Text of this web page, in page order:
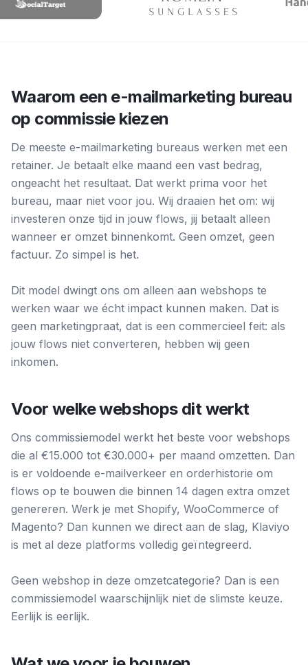
Waarom een e-mailmarketing bureau
op commissie kiezen
De meeste e-mailmarketing bureaus werken met een
retainer. Je betaalt elke maand een vast bedrag,
ongeacht het resultaat. Dat werkt prima voor het
bureau, maar niet voor jou. Wij draaien het om: wij
investeren onze tijd in jouw flows, jij betaalt alleen
wanneer er omzet binnenkomt. Geen omzet, geen
factuur. Zo simpel is het.
Dit model dwingt ons om alleen aan webshops te
werken waar we écht impact kunnen maken. Dat is
geen marketingpraat, dat is een commercieel feit: als
jouw flows niet converteren, hebben wij geen
inkomen.
Voor welke webshops dit werkt
Ons commissiemodel werkt het beste voor webshops
die al €15.000 tot €30.000+ per maand omzetten. Dan
is er voldoende e-mailverkeer en orderhistorie om
flows op te bouwen die binnen 14 dagen extra omzet
genereren. Werk je met Shopify, WooCommerce of
Magento? Dan kunnen we direct aan de slag, Klaviyo
is met al deze platforms volledig geïntegreerd.
Geen webshop in deze omzetcategorie? Dan is een
commissiemodel waarschijnlijk niet de slimste keuze.
Eerlijk is eerlijk.